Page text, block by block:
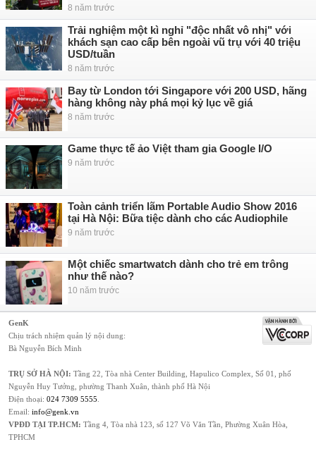
8 năm trước
Trải nghiệm một kì nghỉ "độc nhất vô nhị" với
khách sạn cao cấp bên ngoài vũ trụ với 40 triệu
USD/tuần
8 năm trước
Bay từ London tới Singapore với 200 USD, hãng
hàng không này phá mọi kỷ lục về giá
8 năm trước
Game thực tế ảo Việt tham gia Google I/O
9 năm trước
Toàn cảnh triển lãm Portable Audio Show 2016
tại Hà Nội: Bữa tiệc dành cho các Audiophile
9 năm trước
Một chiếc smartwatch dành cho trẻ em trông
như thế nào?
10 năm trước
GenK
Chịu trách nhiệm quản lý nội dung:
Bà Nguyễn Bích Minh
TRỤ SỞ HÀ NỘI: Tầng 22, Tòa nhà Center Building, Hapulico Complex, Số 01, phố
Nguyễn Huy Tưởng, phường Thanh Xuân, thành phố Hà Nội
Điện thoại: 024 7309 5555
Email: info@genk.vn
VPĐD TẠI TP.HCM: Tầng 4, Tòa nhà 123, số 127 Võ Văn Tần, Phường Xuân Hòa,
TPHCM